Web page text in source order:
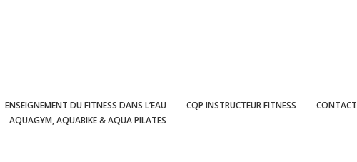
ENSEIGNEMENT DU FITNESS DANS L’EAU
AQUAGYM, AQUABIKE & AQUA PILATES
CQP INSTRUCTEUR FITNESS CONTACT